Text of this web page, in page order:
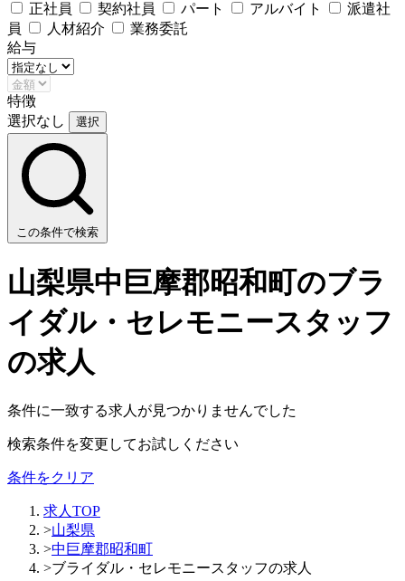
正社員
契約社員 パート アルバイト
派遣社
員
人材紹介
業務委託
給与
特徴
選択なし
選択
この条件で検索
山梨県中巨摩郡昭和町のブラ
イダル・セレモニースタッフ
の求人
条件に一致する求人が見つかりませんでした
検索条件を変更してお試しください
条件をクリア
求人TOP
>山梨県
>中巨摩郡昭和町
>ブライダル・セレモニースタッフの求人